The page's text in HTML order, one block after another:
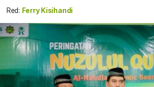
Red: Ferry Kisihandi